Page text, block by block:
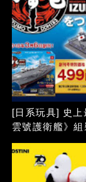
[日系玩具] 史
雲號護衛艦》